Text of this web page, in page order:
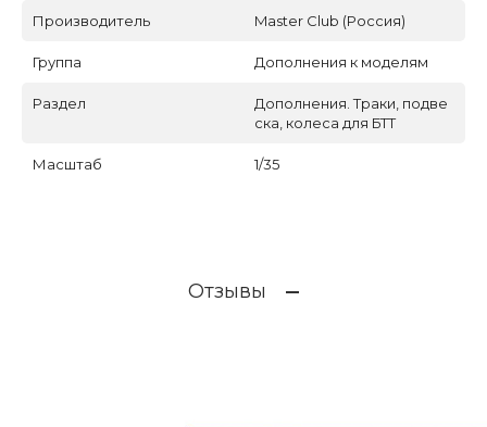
Производитель Master Club (Россия)
Группа Дополнения к моделям
Раздел
Дополнения. Траки, подве
ска, колеса для БТТ
Масштаб 1/35
Отзывы